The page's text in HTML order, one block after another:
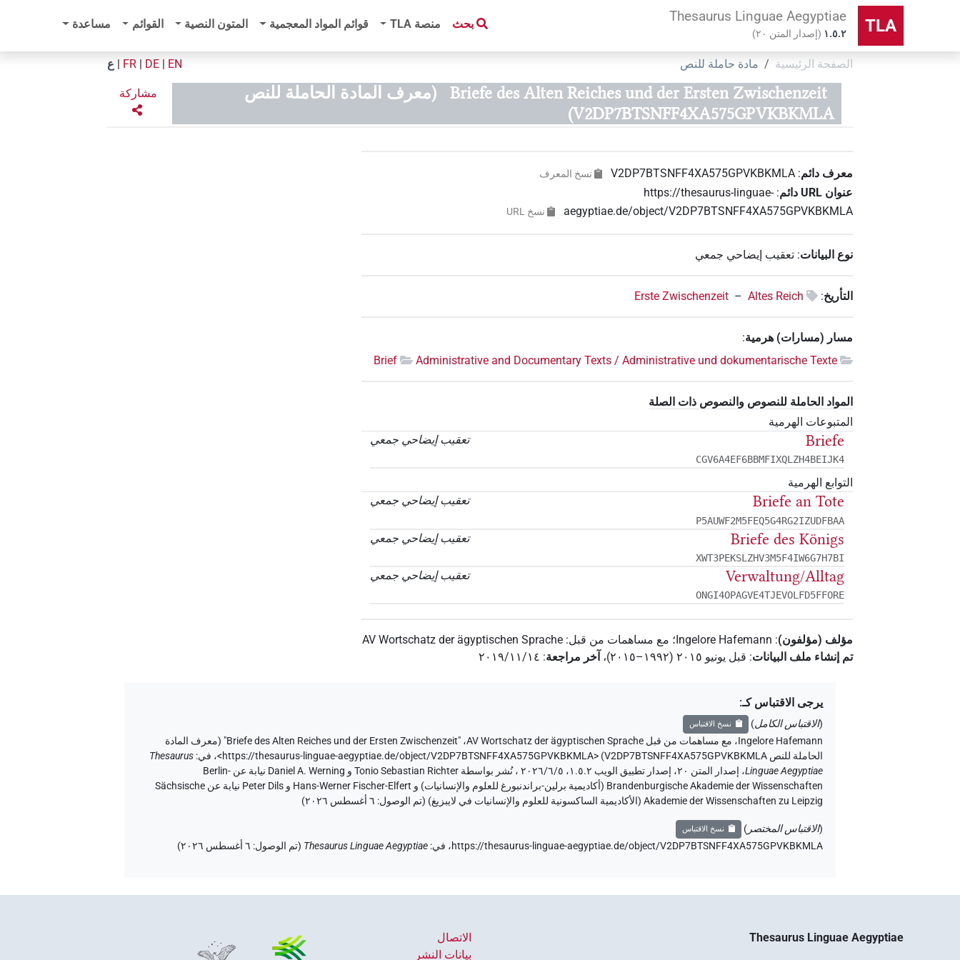
TLA
Thesaurus Linguae Aegyptiae
۱.٥.٢ (إصدار المتن ٢٠)
بحث منصة‏ ‏TLA قوائم المواد المعجمية المتون النصية القوائم مساعدة
الصفحة الرئيسية مادة حاملة للنص EN
DE
FR ع
Briefe des Alten Reiches und der Ersten Zwischenzeit
(معرف المادة الحاملة للنص
V2DP7BTSNFF4XA575GPVKBKMLA)
مشاركة
معرف دائم:
V2DP7BTSNFF4XA575GPVKBKMLA نسخ المعرف
عنوان‏ ‏URL‏ دائم :
https://thesaurus-linguae-
aegyptiae.de/object/V2DP7BTSNFF4XA575GPVKBKMLA
نسخ‏ ‏URL
نوع البيانات:تعقيب إيضاحي جمعي
التأريخ:
Altes Reich
–
Erste Zwischenzeit
مسار (مسارات) هرمية:
Administrative and Documentary Texts / Administrative und dokumentarische Texte
Brief
المواد الحاملة للنصوص والنصوص ذات الصلة
المتبوعات الهرمية
تعقيب إيضاحي جمعي
Briefe
CGV6A4EF6BBMFIXQLZH4BEIJK4
التوابع الهرمية
تعقيب إيضاحي جمعي
Briefe an Tote
P5AUWF2M5FEQ5G4RG2IZUDFBAA
تعقيب إيضاحي جمعي Briefe des Königs
XWT3PEKSLZHV3M5F4IW6G7H7BI
تعقيب إيضاحي جمعي Verwaltung/Alltag
ONGI4OPAGVE4TJEVOLFD5FFORE
مؤلف (مؤلفون):
Ingelore Hafemann؛ مع مساهمات من قبل:
AV Wortschatz der ägyptischen Sprache
تم إنشاء ملف البيانات: قبل يونيو ۲۰۱٥ (۱۹۹۲–۲۰۱٥) ،آخر مراجعة: ٢٠١٩/١١/١٤
يرجى الاقتباس كـ:
(الاقتباس الكامل) نسخ الاقتباس
Ingelore Hafemann، مع مساهمات من قبل AV Wortschatz der ägyptischen Sprache،"Briefe des Alten Reiches und der Ersten Zwischenzeit" (
معرف المادة
الحاملة للنص V2DP7BTSNFF4XA575GPVKBKMLA
)
<https://thesaurus-linguae-aegyptiae.de/object/V2DP7BTSNFF4XA575GPVKBKMLA>، في:
Thesaurus
Linguae Aegyptiae،
إصدار المتن ٢٠، إصدار تطبيق الويب ۱.٥.٢، ٢٠٢٦/٦/٥ ، نُشر بواسطة Tonio Sebastian Richter و Daniel A. Werning نيابة عن Berlin-
Brandenburgische Akademie der Wissenschaften (أكاديمية برلين-براندنبورغ للعلوم والإنسانيات) و Hans-Werner Fischer-Elfert و Peter Dils نيابة عن Sächsische
Akademie der Wissenschaften zu Leipzig (الأكاديمية الساكسونية للعلوم والإنسانيات في لايبزيغ) (تم الوصول:
٦ أغسطس ٢٠٢٦ )
(الاقتباس المختصر) نسخ الاقتباس
https://thesaurus-linguae-aegyptiae.de/object/V2DP7BTSNFF4XA575GPVKBKMLA، في:
Thesaurus Linguae Aegyptiae
(تم الوصول: ٦ أغسطس ٢٠٢٦ )
Thesaurus Linguae Aegyptiae
الاتصال
بيانات النشر